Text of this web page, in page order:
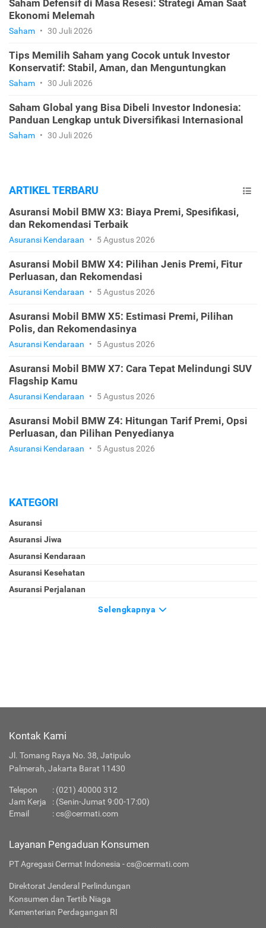
Saham Defensif di Masa Resesi: Strategi Aman Saat
Ekonomi Melemah
Saham • 30 Juli 2026
Tips Memilih Saham yang Cocok untuk Investor
Konservatif: Stabil, Aman, dan Menguntungkan
Saham • 30 Juli 2026
Saham Global yang Bisa Dibeli Investor Indonesia:
Panduan Lengkap untuk Diversifikasi Internasional
Saham • 30 Juli 2026
ARTIKEL TERBARU
Asuransi Mobil BMW X3: Biaya Premi, Spesifikasi,
dan Rekomendasi Terbaik
Asuransi Kendaraan • 5 Agustus 2026
Asuransi Mobil BMW X4: Pilihan Jenis Premi, Fitur
Perluasan, dan Rekomendasi
Asuransi Kendaraan • 5 Agustus 2026
Asuransi Mobil BMW X5: Estimasi Premi, Pilihan
Polis, dan Rekomendasinya
Asuransi Kendaraan • 5 Agustus 2026
Asuransi Mobil BMW X7: Cara Tepat Melindungi SUV
Flagship Kamu
Asuransi Kendaraan • 5 Agustus 2026
Asuransi Mobil BMW Z4: Hitungan Tarif Premi, Opsi
Perluasan, dan Pilihan Penyedianya
Asuransi Kendaraan • 5 Agustus 2026
KATEGORI
Asuransi
Asuransi Jiwa
Asuransi Kendaraan
Asuransi Kesehatan
Asuransi Perjalanan
Selengkapnya
Kontak Kami
Jl. Tomang Raya No. 38, Jatipulo
Palmerah, Jakarta Barat 11430
Telepon : (021) 40000 312
Jam Kerja
: (Senin-Jumat 9:00-17:00)
Email
:cs@cermati.com
Layanan Pengaduan Konsumen
PT Agregasi Cermat Indonesia - cs@cermati.com
Direktorat Jenderal Perlindungan
Konsumen dan Tertib Niaga
Kementerian Perdagangan RI